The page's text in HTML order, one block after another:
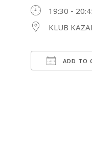
19:30 -
KLUB
ADD TO